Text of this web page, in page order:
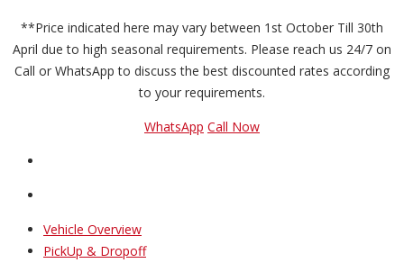
**Price indicated here may vary between 1st October Till 30th
April due to high seasonal requirements. Please reach us 24/7 on
Call or WhatsApp to discuss the best discounted rates according
to your requirements.
WhatsApp Call Now
Vehicle Overview
PickUp & Dropoff